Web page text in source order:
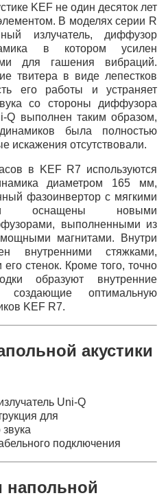
KEF не один десяток лет
В моделях серии R
излучатель, диффузор
в котором усилен
для гашения вибраций.
твитера в виде лепестков
его работы и устраняет
со стороны диффузора
Q выполнен таким образом,
была полностью
искажения отсутствовали.
в KEF R7 используются
диаметром 165 мм,
фазоинвертор с мягкими
оснащены новыми
выполненными из
магнитами. Внутри
внутренними стяжками,
стенок. Кроме того, точно
образуют внутренние
создающие оптимальную
KEF R7.
акустики
Uni-Q
для
подключения
напольной